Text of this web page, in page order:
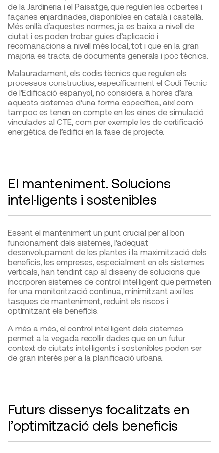
de la Jardineria i el Paisatge, que regulen les cobertes i
façanes enjardinades, disponibles en català i castellà.
Més enllà d’aquestes normes, ja es baixa a nivell de
ciutat i es poden trobar guies d’aplicació i
recomanacions a nivell més local, tot i que en la gran
majoria es tracta de documents generals i poc tècnics.
Malauradament, els codis tècnics que regulen els
processos constructius, específicament el Codi Tècnic
de l’Edificació espanyol, no considera a hores d’ara
aquests sistemes d’una forma específica, així com
tampoc es tenen en compte en les eines de simulació
vinculades al CTE, com per exemple les de certificació
energètica de l’edifici en la fase de projecte.
El manteniment. Solucions
intel·ligents i sostenibles
Essent el manteniment un punt crucial per al bon
funcionament dels sistemes, l’adequat
desenvolupament de les plantes i la maximització dels
beneficis, les empreses, especialment en els sistemes
verticals, han tendint cap al disseny de solucions que
incorporen sistemes de control intel·ligent que permeten
fer una monitorització continua, minimitzant així les
tasques de manteniment, reduint els riscos i
optimitzant els beneficis.
A més a més, el control intel·ligent dels sistemes
permet a la vegada recollir dades que en un futur
context de ciutats intel·ligents i sostenibles poden ser
de gran interès per a la planificació urbana.
Futurs dissenys focalitzats en
l’optimització dels beneficis